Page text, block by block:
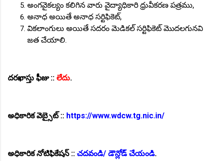
అంగవైకల్యం కలిగిన వారు వైద్యాధికారి ధ్రువీకరణ పత్రము,
అనాధ అయితే అనాధ సర్టిఫికెట్,
వికలాంగులు అయితే సదరం మెడికల్ సర్టిఫికెట్ మొదలగునవి
జత చేయాలి.
దరఖాస్తు ఫీజు :: లేదు.
అధికారిక వెబ్సైట్ :: https://www.wdcw.tg.nic.in/
అధికారిక నోటిఫికేషన్ :: చదవండి/ డౌన్లోడ్ చేయండి.